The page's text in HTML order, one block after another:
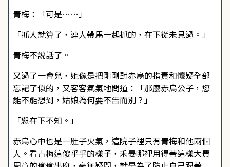
青梅：「可是……」
「抓人就算了，連人帶馬一起抓的，在下從未見過。」
青梅不說話了。
又過了一會兒，她像是把剛剛對赤烏的指責和懷疑全部
忘記了似的，又客客氣氣地問道：「那麼赤烏公子，您
能不能想到，姑娘為何要不告而別？」
「恕在下不知。」
赤烏心中也是一肚子火氣，這院子裡只有青梅和他兩個
人。看青梅這傻乎乎的樣子，禾晏哪裡用得著這樣大費